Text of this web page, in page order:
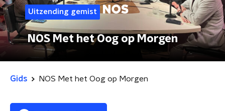
Uitzending gemist
NOS Met het Oog op Morgen
Gids NOS Met het Oog op Morgen